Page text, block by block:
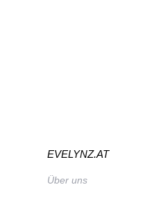
EVELYNZ.AT
Über uns